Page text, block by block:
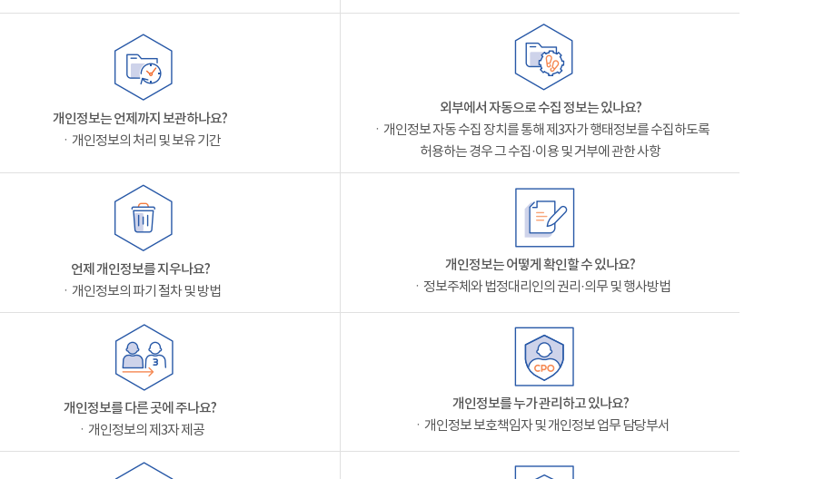
개인정보는 언제까지 보관하나요?
ㆍ개인정보의 처리 및 보유 기간
외부에서 자동으로 수집 정보는 있나요?
ㆍ개인정보 자동 수집 장치를 통해 제3자가 행태정보를 수집하도록
허용하는 경우 그 수집·이용 및 거부에 관한 사항
언제 개인정보를 지우나요?
ㆍ개인정보의 파기 절차 및 방법
개인정보는 어떻게 확인할 수 있나요?
ㆍ정보주체와 법정대리인의 권리·의무 및 행사방법
개인정보를 다른 곳에 주나요?
ㆍ개인정보의 제3자 제공
개인정보를 누가 관리하고 있나요?
ㆍ개인정보 보호책임자 및 개인정보 업무 담당부서